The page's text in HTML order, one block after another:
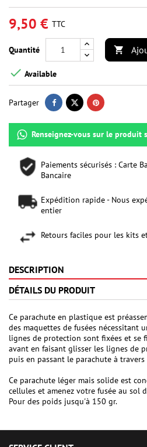
9,50 € TTC
Quantité 
 Available
Partager
Renseignez-vous sur le produit
Paiements sécurisés : Carte
Bancaire
Expédition rapide - Nous
entier
Retours faciles pour les kits
DESCRIPTION
DÉTAILS DU PRODUIT
Ce parachute en plastique est
des maquettes de fusées nécessitant
lignes de protection sont fixées et se
avant en faisant glisser les lignes de
puis en passant le parachute à
Ce parachute léger mais solide est
cellules et amenez votre fusée au sol
Pour des poids jusqu'à 150 gr.